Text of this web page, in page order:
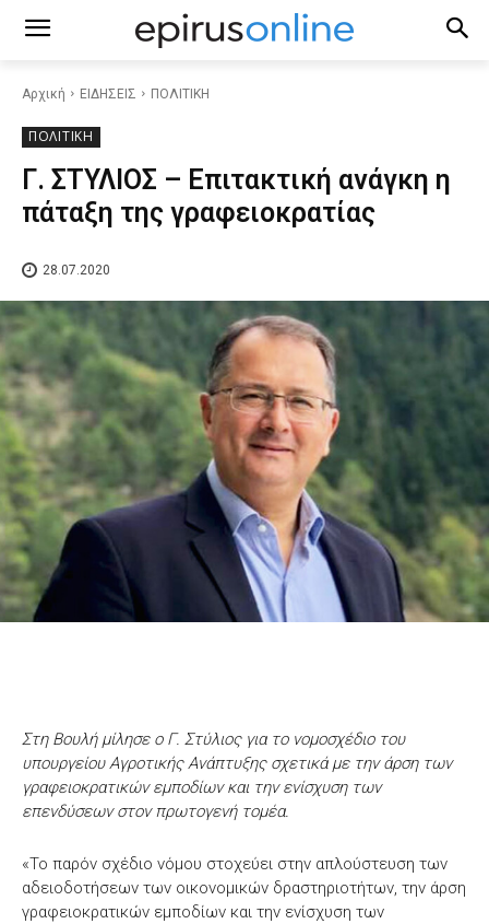
Αρχική ΕΙΔΗΣΕΙΣ ΠΟΛΙΤΙΚΗ
ΠΟΛΙΤΙΚΗ
Γ. ΣΤΥΛΙΟΣ – Επιτακτική ανάγκη η
πάταξη της γραφειοκρατίας
28.07.2020
Στη Βουλή μίλησε ο Γ. Στύλιος για το νομοσχέδιο του
υπουργείου Αγροτικής Ανάπτυξης σχετικά με την άρση των
γραφειοκρατικών εμποδίων και την ενίσχυση των
επενδύσεων στον πρωτογενή τομέα.
«Το παρόν σχέδιο νόμου στοχεύει στην απλούστευση των
αδειοδοτήσεων των οικονομικών δραστηριοτήτων, την άρση
γραφειοκρατικών εμποδίων και την ενίσχυση των